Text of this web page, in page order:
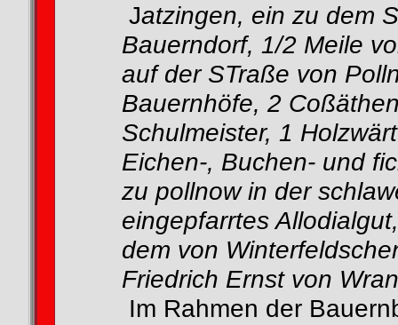
Jatzingen, ein zu dem
Bauerndorf, 1/2 Meile
auf der STraße von
Bauernhöfe, 2
Schulmeister, 1
Eichen-, Buchen- und
zu pollnow in der
eingepfarrtes
dem von
Friedrich Ernst von
Im Rahmen der